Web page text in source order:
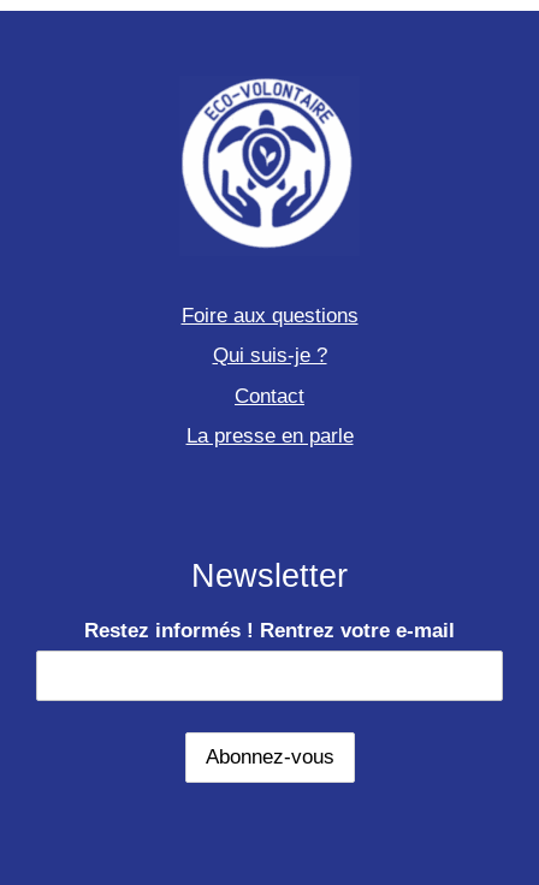
Foire aux questions
Qui suis-je ?
Contact
La presse en parle
Newsletter
Restez informés ! Rentrez votre e-mail